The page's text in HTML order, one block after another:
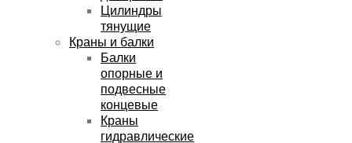
Цилиндры
тянущие
Краны и балки
Балки
опорные и
подвесные
концевые
Краны
гидравлические